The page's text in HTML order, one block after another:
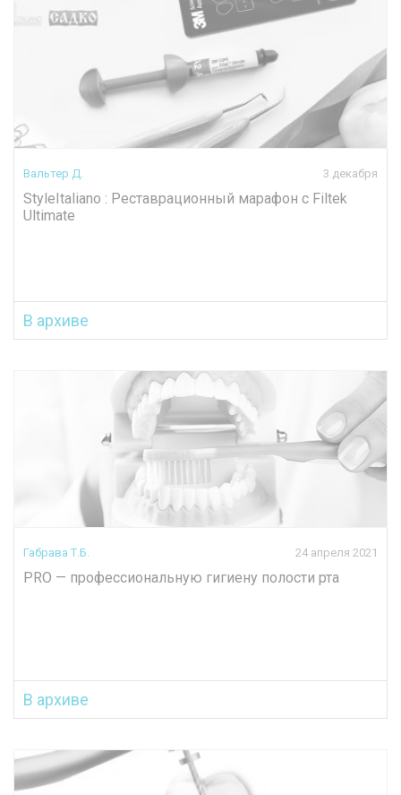
Вальтер Д. 3 декабря
StyleItaliano : Реставрационный марафон с Filtek
Ultimate
В архиве
Габрава Т.Б. 24 апреля 2021
PRO — профессиональную гигиену полости рта
В архиве